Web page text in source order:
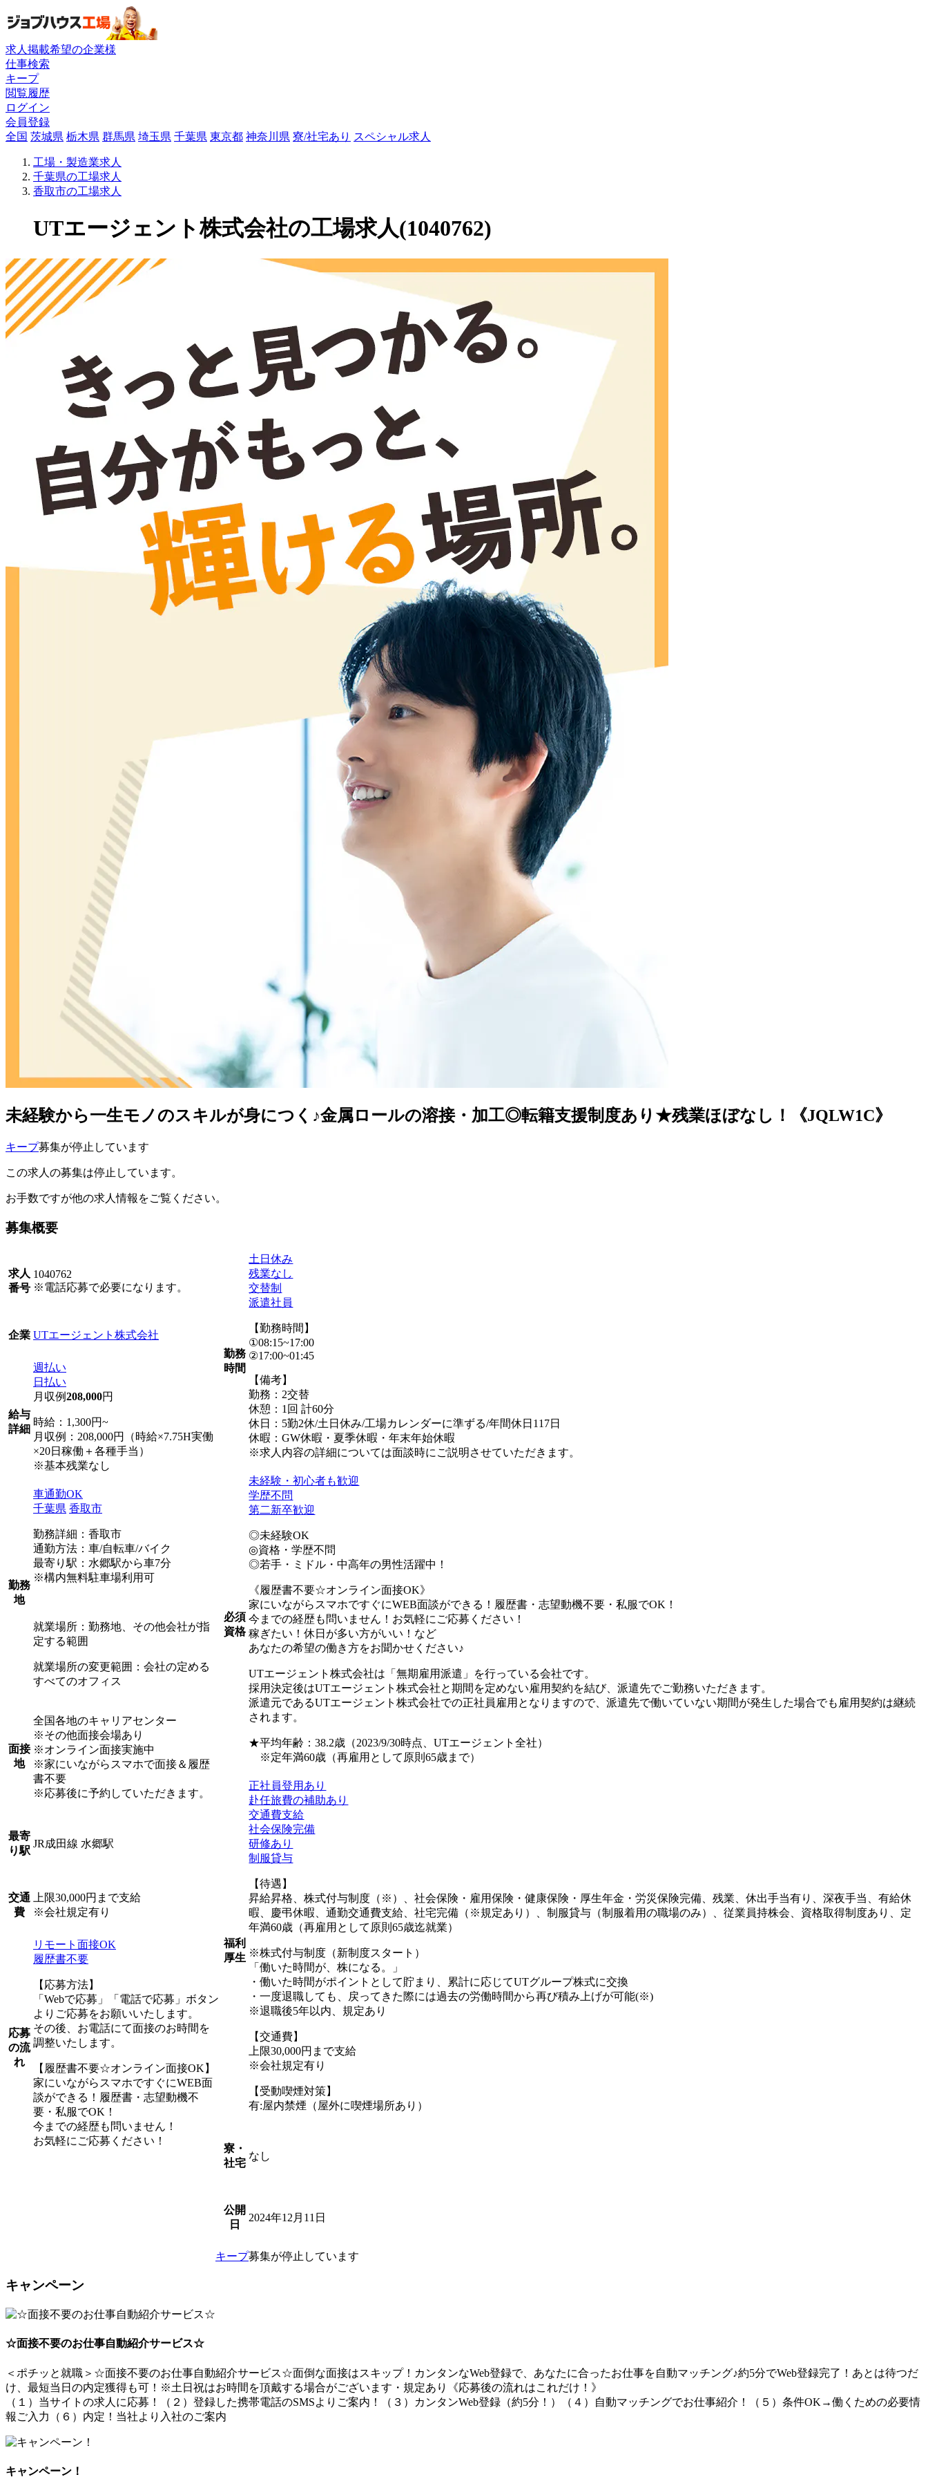
求人掲載希望の企業様
仕事検索
キープ
閲覧履歴
ログイン
会員登録
全国 茨城県 栃木県 群馬県 埼玉県 千葉県 東京都 神奈川県 寮/社宅あり スペシャル求人
工場・製造業求人
千葉県の工場求人
香取市の工場求人
UTエージェント株式会社の工場求人(1040762)
未経験から一生モノのスキルが身につく♪金属ロールの溶接・加工◎転籍支援制度あり★残業ほぼなし！《JQLW1C》
キープ募集が停止しています
この求人の募集は停止しています。
お手数ですが他の求人情報をご覧ください。
募集概要
求人
番号
1040762
※電話応募で必要になります。
企業 UTエージェント株式会社
給与
詳細
週払い
日払い
月収例208,000円
時給：1,300円~
月収例：208,000円（時給×7.75H実働
×20日稼働＋各種手当）
※基本残業なし
勤務
地
車通勤OK
千葉県 香取市
勤務詳細：香取市
通勤方法：車/自転車/バイク
最寄り駅：水郷駅から車7分
※構内無料駐車場利用可
就業場所：勤務地、その他会社が指
定する範囲
就業場所の変更範囲：会社の定める
すべてのオフィス
面接
地
全国各地のキャリアセンター
※その他面接会場あり
※オンライン面接実施中
※家にいながらスマホで面接＆履歴
書不要
※応募後に予約していただきます。
最寄
り駅
JR成田線 水郷駅
交通
費
上限30,000円まで支給
※会社規定有り
応募
の流
れ
リモート面接OK
履歴書不要
【応募方法】
「Webで応募」「電話で応募」ボタン
よりご応募をお願いいたします。
その後、お電話にて面接のお時間を
調整いたします。
【履歴書不要☆オンライン面接OK】
家にいながらスマホですぐにWEB面
談ができる！履歴書・志望動機不
要・私服でOK！
今までの経歴も問いません！
お気軽にご応募ください！
勤務
時間
土日休み
残業なし
交替制
派遣社員
【勤務時間】
①08:15~17:00
②17:00~01:45
【備考】
勤務：2交替
休憩：1回 計60分
休日：5勤2休/土日休み/工場カレンダーに準ずる/年間休日117日
休暇：GW休暇・夏季休暇・年末年始休暇
※求人内容の詳細については面談時にご説明させていただきます。
必須
資格
未経験・初心者も歓迎
学歴不問
第二新卒歓迎
◎未経験OK
◎資格・学歴不問
◎若手・ミドル・中高年の男性活躍中！
《履歴書不要☆オンライン面接OK》
家にいながらスマホですぐにWEB面談ができる！履歴書・志望動機不要・私服でOK！
今までの経歴も問いません！お気軽にご応募ください！
稼ぎたい！休日が多い方がいい！など
あなたの希望の働き方をお聞かせください♪
UTエージェント株式会社は「無期雇用派遣」を行っている会社です。
採用決定後はUTエージェント株式会社と期間を定めない雇用契約を結び、派遣先でご勤務いただきます。
派遣元であるUTエージェント株式会社での正社員雇用となりますので、派遣先で働いていない期間が発生した場合でも雇用契約は継続
されます。
★平均年齢：38.2歳（2023/9/30時点、UTエージェント全社）
※定年満60歳（再雇用として原則65歳まで）
福利
厚生
正社員登用あり
赴任旅費の補助あり
交通費支給
社会保険完備
研修あり
制服貸与
【待遇】
昇給昇格、株式付与制度（※）、社会保険・雇用保険・健康保険・厚生年金・労災保険完備、残業、休出手当有り、深夜手当、有給休
暇、慶弔休暇、通勤交通費支給、社宅完備（※規定あり）、制服貸与（制服着用の職場のみ）、従業員持株会、資格取得制度あり、定
年満60歳（再雇用として原則65歳迄就業）
※株式付与制度（新制度スタート）
「働いた時間が、株になる。」
・働いた時間がポイントとして貯まり、累計に応じてUTグループ株式に交換
・一度退職しても、戻ってきた際には過去の労働時間から再び積み上げが可能(※)
※退職後5年以内、規定あり
【交通費】
上限30,000円まで支給
※会社規定有り
【受動喫煙対策】
有:屋内禁煙（屋外に喫煙場所あり）
寮・
社宅
なし
公開
日
2024年12月11日
キープ募集が停止しています
キャンペーン
☆面接不要のお仕事自動紹介サービス☆
＜ポチッと就職＞☆面接不要のお仕事自動紹介サービス☆面倒な面接はスキップ！カンタンなWeb登録で、あなたに合ったお仕事を自動マッチング♪約5分でWeb登録完了！あとは待つだ
け、最短当日の内定獲得も可！※土日祝はお時間を頂戴する場合がございます・規定あり《応募後の流れはこれだけ！》
（１）当サイトの求人に応募！（２）登録した携帯電話のSMSよりご案内！（３）カンタンWeb登録（約5分！）（４）自動マッチングでお仕事紹介！（５）条件OK→働くための必要情
報ご入力（６）内定！当社より入社のご案内
キャンペーン！